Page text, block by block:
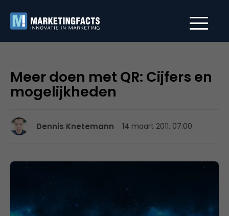
Meer doen met QR: Cijfers en
mogelijkheden
Dennis Knetemann 14 maart 2011, 07:00